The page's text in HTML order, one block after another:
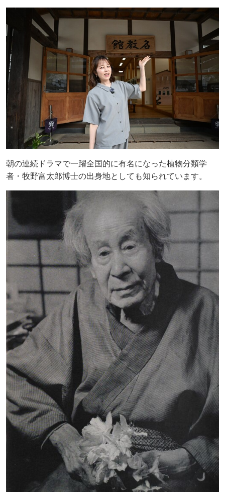
朝の連続ドラマで一躍全国的に有名になった植物分類学
者・牧野富太郎博士の出身地としても知られています。